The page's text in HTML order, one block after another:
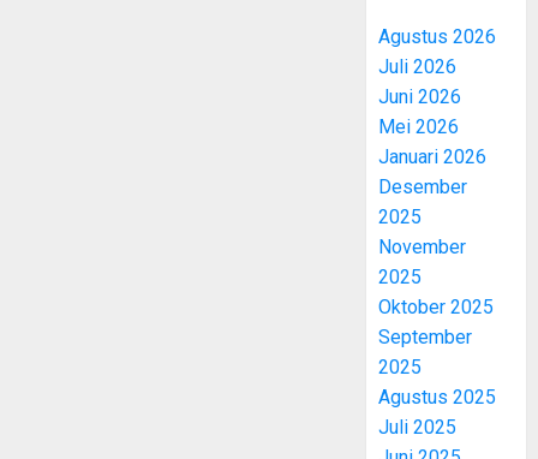
Agustus 2026
Juli 2026
Juni 2026
Mei 2026
Januari 2026
Desember
2025
November
2025
Oktober 2025
September
2025
Agustus 2025
Juli 2025